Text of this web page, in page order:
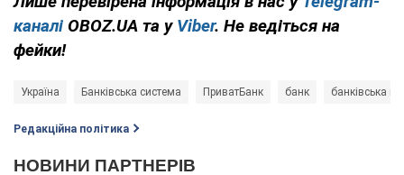
каналі OBOZ.UA та у Viber. Не ведіться на
фейки!
Україна Банківська система ПриватБанк банк банківська
Редакційна політика